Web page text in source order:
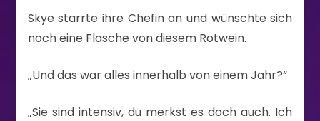
Skye starrte ihre Chefin an und wünschte sich
noch eine Flasche von diesem Rotwein.
„Und das war alles innerhalb von einem Jahr?“
„Sie sind intensiv, du merkst es doch auch. Ich